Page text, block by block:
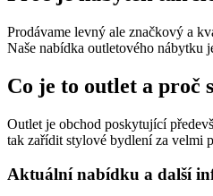
Prodávame levný ale značkový a
Naše nabídka outletového nábytku
Co je to outlet a proč
Outlet je obchod poskytující
tak zařídit stylové bydlení za velmi
Aktuální nabídku a další